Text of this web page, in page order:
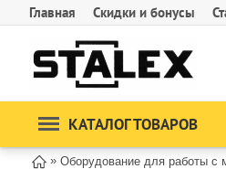
Главная Скидки и бонусы
КАТАЛОГ ТОВАРОВ
» Оборудование для работы с